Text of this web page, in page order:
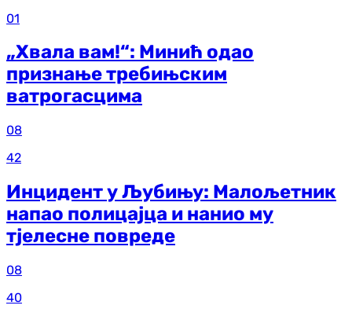
01
„Хвала вам!“: Минић одао
признање требињским
ватрогасцима
08
42
Инцидент у Љубињу: Малољетник
напао полицајца и нанио му
тјелесне повреде
08
40